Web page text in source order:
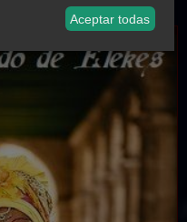
Aceptar todas